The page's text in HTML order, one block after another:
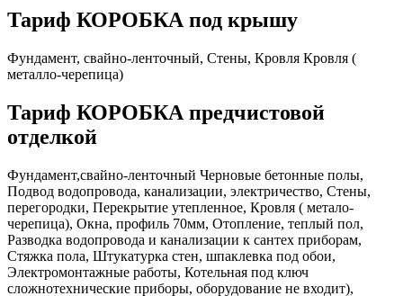
Тариф КОРОБКА под крышу
Фундамент, свайно-ленточный, Стены, Кровля Кровля (
металло-черепица)
Тариф КОРОБКА предчистовой
отделкой
Фундамент,свайно-ленточный Черновые бетонные полы,
Подвод водопровода, канализации, электричество, Стены,
перегородки, Перекрытие утепленное, Кровля ( метало-
черепица), Окна, профиль 70мм, Отопление, теплый пол,
Разводка водопровода и канализации к сантех приборам,
Стяжка пола, Штукатурка стен, шпаклевка под обои,
Электромонтажные работы, Котельная под ключ
сложнотехнические приборы, оборудование не входит),